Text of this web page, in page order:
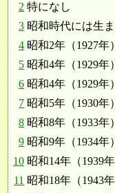
2 特になし
3 昭和時代には生
4 昭和2年（1927
5 昭和4年（1929
6 昭和4年（1929
7 昭和5年（1930
8 昭和8年（1933
9 昭和9年（1934
10 昭和14年（1939
11 昭和18年（1943